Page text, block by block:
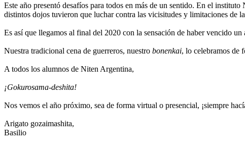
Este año presentó desafíos para todos en más de un sentido. En el
distintos dojos tuvieron que luchar contra las vicisitudes y limitaciones de
Es así que llegamos al final del 2020 con la sensación de haber vencido un
Nuestra tradicional cena de guerreros, nuestro bonenkai, lo celebramos de
A todos los alumnos de Niten Argentina,
¡Gokurosama-deshita!
Nos vemos el año próximo, sea de forma virtual o presencial, ¡siempre
Arigato gozaimashita,
Basilio